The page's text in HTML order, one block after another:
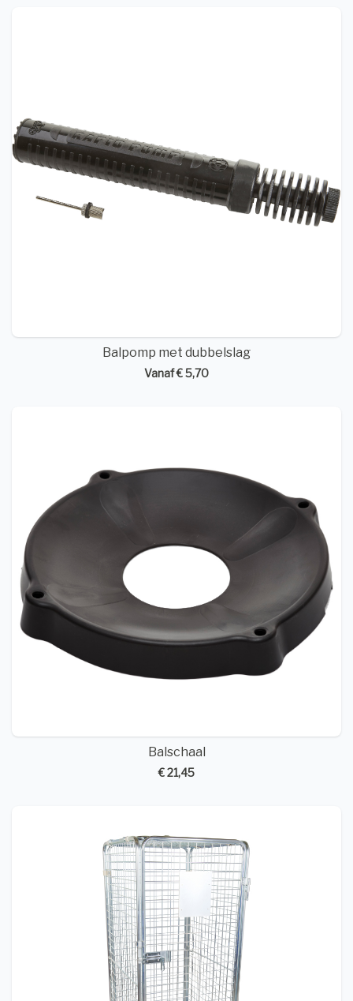
Balpomp met dubbelslag
Vanaf € 5,70
Balschaal
€ 21,45